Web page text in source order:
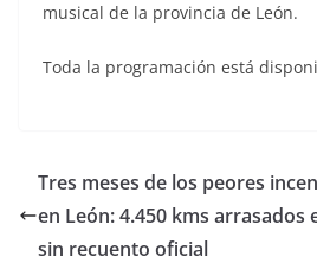
musical de la provincia de León.
Toda la programación está
Tres meses de los peores
en León: 4.450 kms arrasados
sin recuento oficial